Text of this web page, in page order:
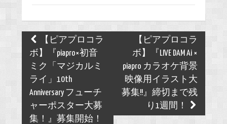
Post
navigation
【ピアプロコラ
ボ】『piapro×初音
ミク「マジカルミ
ライ」10th
Anniversary フューチ
ャーポスター大募
集！』募集開始！
【ピアプロコラ
ボ】『LIVE DAM Ai ×
piapro カラオケ背景
映像用イラスト大
募集!!』締切まで残
り1週間！